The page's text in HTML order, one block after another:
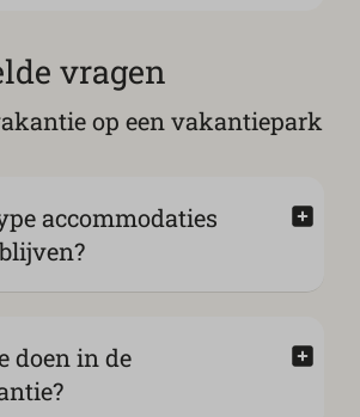
vragen
op een vakantiepark
accommodaties
doen in de